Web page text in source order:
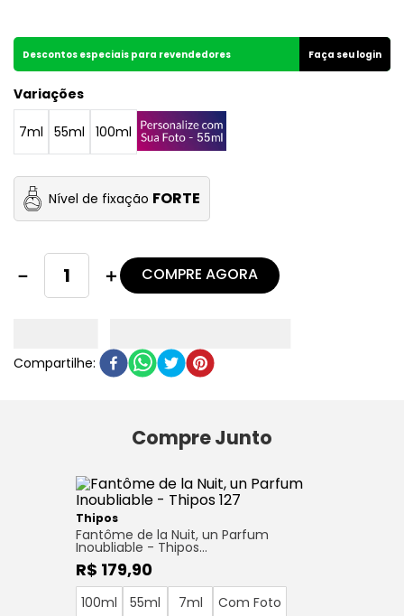
Descontos especiais para revendedores Faça seu login
Variações
7ml 55ml 100ml
Nível de fixação FORTE
＋
－ COMPRE AGORA
Compre Junto
Thipos
Fantôme de la Nuit, un Parfum
Inoubliable - Thipos…
R$ 179,90
100ml 55ml 7ml Com Foto